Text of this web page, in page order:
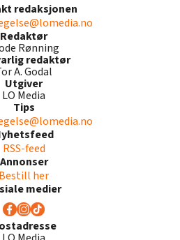
redaksjonen
Redaktør
Rønning
redaktør
A. Godal
Utgiver
LO Media
Tips
RSS-feed
Annonser
Bestill her
medier